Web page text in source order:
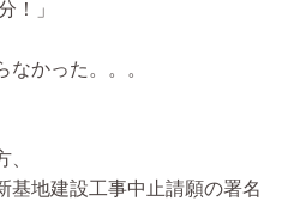
！」
かった。。。
基地建設工事中止請願の署名